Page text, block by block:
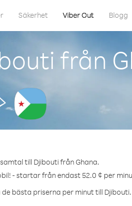
Säkerhet Viber Out Blogg
från
till Djibouti från Ghana.
- startar från endast 52.0 ¢ per
bästa priserna per minut till Djibouti.